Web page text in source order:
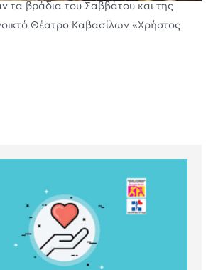
τα βράδια του Σαββάτου και της
Θέατρο Καβασίλων «Χρήστος